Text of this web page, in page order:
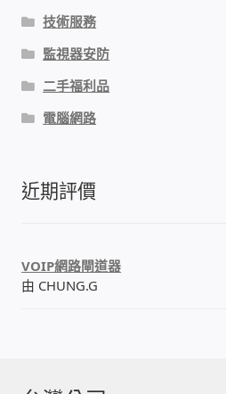
門禁安全控制 工具 軟體 手冊
建築技術設備設置
租屋維修、租屋安全
充電樁
技術服務
監視器安防
二手福利品
電腦網路
近期評價
VOIP網路閘道器
由 CHUNG.G